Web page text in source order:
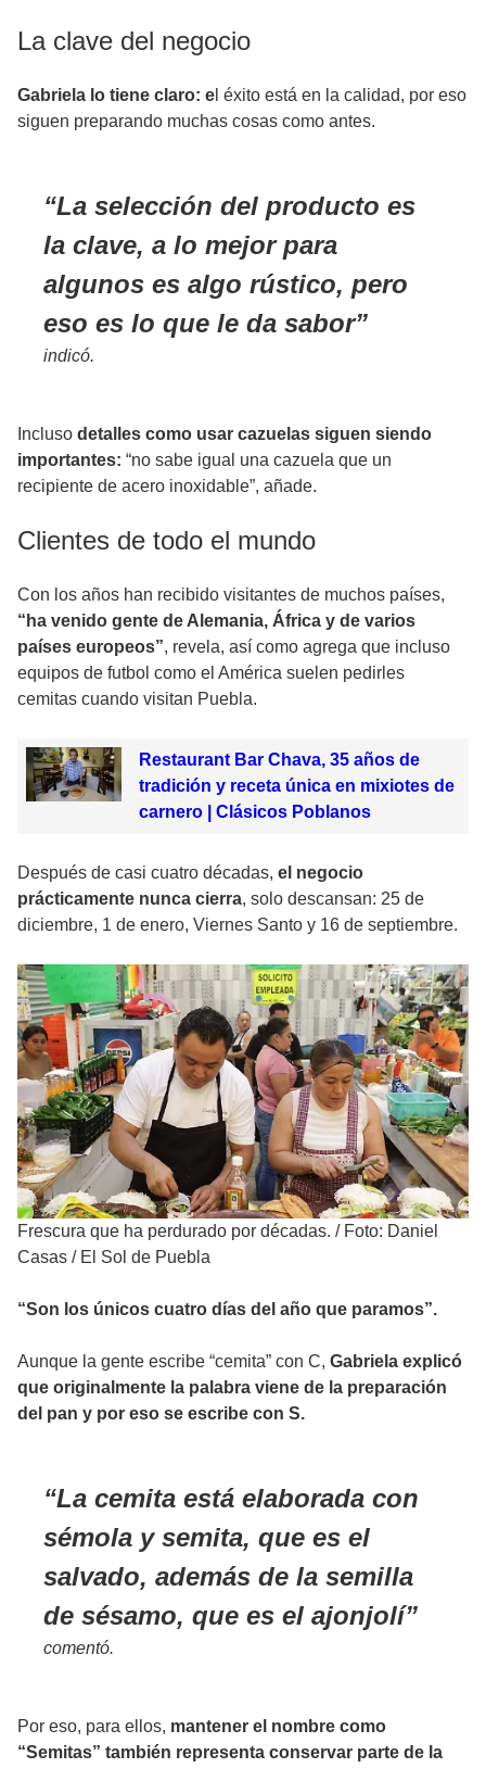
La clave del negocio
Gabriela lo tiene claro: e l éxito está en la calidad, por eso
siguen preparando muchas cosas como antes.
La selección del producto es
la clave, a lo mejor para
algunos es algo rústico, pero
eso es lo que le da sabor
indicó.
Incluso detalles como usar cazuelas siguen siendo
importantes: “no sabe igual una cazuela que un
recipiente de acero inoxidable”, añade.
Clientes de todo el mundo
Con los años han recibido visitantes de muchos países,
“ha venido gente de Alemania, África y de varios
países europeos”, revela, así como agrega que incluso
equipos de futbol como el América suelen pedirles
cemitas cuando visitan Puebla.
Restaurant Bar Chava, 35 años de
tradición y receta única en mixiotes de
carnero | Clásicos Poblanos
Después de casi cuatro décadas, el negocio
prácticamente nunca cierra, solo descansan: 25 de
diciembre, 1 de enero, Viernes Santo y 16 de septiembre.
Frescura que ha perdurado por décadas. / Foto: Daniel
Casas / El Sol de Puebla
“Son los únicos cuatro días del año que paramos”.
Aunque la gente escribe “cemita” con C, Gabriela explicó
que originalmente la palabra viene de la preparación
del pan y por eso se escribe con S.
La cemita está elaborada con
sémola y semita, que es el
salvado, además de la semilla
de sésamo, que es el ajonjolí
comentó.
Por eso, para ellos, mantener el nombre como
“Semitas” también representa conservar parte de la